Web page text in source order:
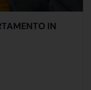
IN